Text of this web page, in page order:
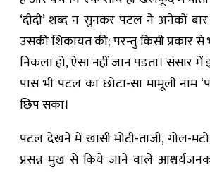
‘दीदी’ शब्द न सुनकर पटल ने अनेकों
उसकी शिकायत की; परन्तु किसी प्रकार
निकला हो, ऐसा नहीं जान पड़ता। संसार
पास भी पटल का छोटा-सा मामूली नाम
छिप सका।
पटल देखने में खासी मोटी-ताजी, गोल-
प्रसन्न मुख से किये जाने वाले